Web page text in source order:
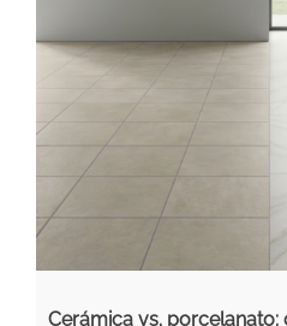
Cerámica vs. porcelanato: